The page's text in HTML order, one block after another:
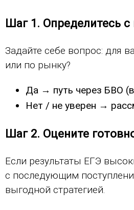
Шаг 1. Определитесь с
Задайте себе вопрос: для
или по рынку?
Да → путь через БВО
Нет / не уверен →
Шаг 2. Оцените
Если результаты ЕГЭ
с последующим
выгодной стратегией.